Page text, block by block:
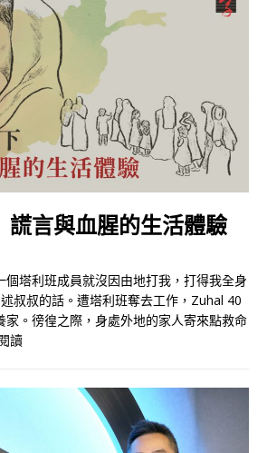
言與血腥的生活體驗
個塔利班成員就沒因由地打我，打得我全身
叔叔的話。遭塔利班奪去工作，Zuhal 40
家。徬徨之際，身處外地的家人寄來點救命
讀